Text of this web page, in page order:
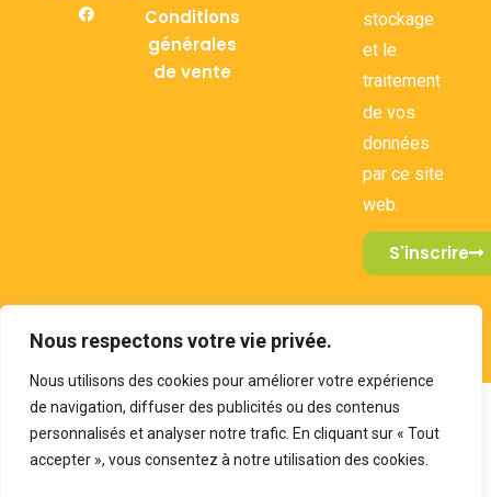
Nous respectons votre vie privée.
Nous utilisons des cookies pour améliorer votre expérience
de navigation, diffuser des publicités ou des contenus
personnalisés et analyser notre trafic. En cliquant sur « Tout
accepter », vous consentez à notre utilisation des cookies.
Conditions
générales
de vente
stockage
et le
traitement
de vos
données
par ce site
web.
S'inscrire
2026 Design by e-comeo